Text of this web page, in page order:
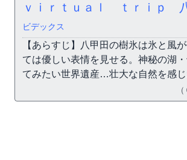
ｖｉｒｔｕａｌ ｔｒｉｐ
ビデックス
【あらすじ】八甲田の樹氷は氷と風
ては優しい表情を見せる。神秘の湖
てみたい世界遺産…壮大な自然を感じ